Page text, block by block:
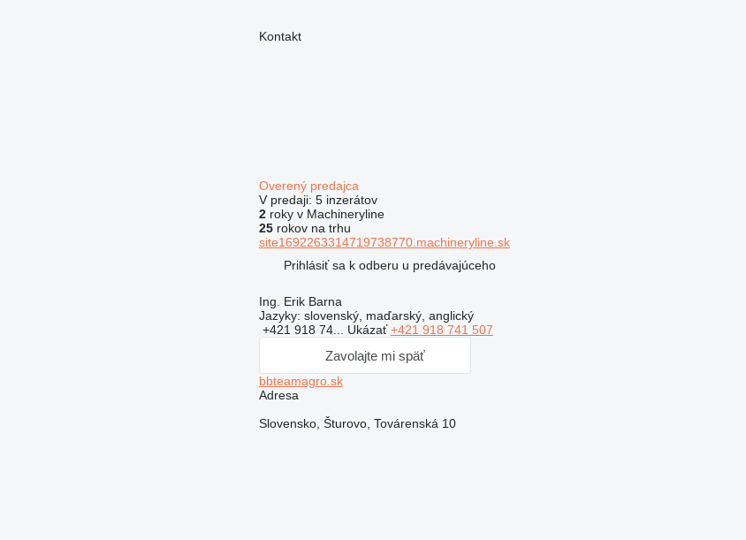
Kontakt
Overený predajca
V predaji: 5 inzerátov
2roky v Machineryline
25rokov na trhu
site1692263314719738770.machineryline.sk
Prihlásiť sa k odberu u predávajúceho
Ing. Erik Barna
Jazyky: slovenský, maďarský, anglický
+421 918 74... Ukázať+421 918 741 507
Zavolajte mi späť
bbteamagro.sk
Adresa
Slovensko, Šturovo, Továrenská 10